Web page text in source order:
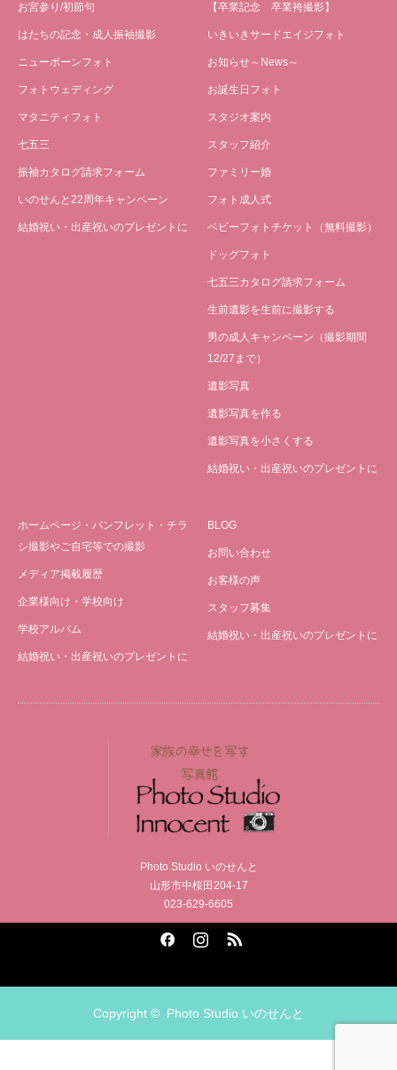
お宮参り/初節句
はたちの記念・成人振袖撮影
ニューボーンフォト
フォトウェディング
マタニティフォト
七五三
振袖カタログ請求フォーム
いのせんと22周年キャンペーン
結婚祝い・出産祝いのプレゼントに
【卒業記念 卒業袴撮影】
いきいきサードエイジフォト
お知らせ～News～
お誕生日フォト
スタジオ案内
スタッフ紹介
ファミリー婚
フォト成人式
ベビーフォトチケット（無料撮影）
ドッグフォト
七五三カタログ請求フォーム
生前遺影を生前に撮影する
男の成人キャンペーン（撮影期間
12/27まで）
遺影写真
遺影写真を作る
遺影写真を小さくする
結婚祝い・出産祝いのプレゼントに
ホームページ・パンフレット・チラ
シ撮影やご自宅等での撮影
メディア掲載履歴
企業様向け・学校向け
学校アルバム
結婚祝い・出産祝いのプレゼントに
BLOG
お問い合わせ
お客様の声
スタッフ募集
結婚祝い・出産祝いのプレゼントに
Photo Studio いのせんと
山形市中桜田204-17
023-629-6605
Copyright © Photo Studio いのせんと